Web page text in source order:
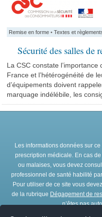
Remise en forme •Textes et
Sécurité des salles de
La CSC constate
France et l’hétérogénéité de
d’équipements doivent
marquage indélébile, les
Les informations données sur
prescription médicale. En cas
ou malaises, vous devez
professionnel de santé habilité
Pour utiliser de ce site vous
de la rubrique Dégagement de
n’êtes pas